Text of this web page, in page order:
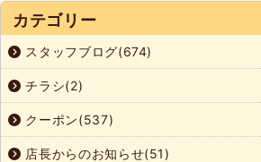
カテゴリー
スタッフブログ(674)
チラシ(2)
クーポン(537)
店長からのお知らせ(51)